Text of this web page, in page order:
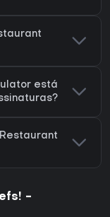
está
-